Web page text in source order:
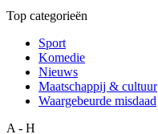
Top categorieën
Sport
Komedie
Nieuws
Maatschappij & cultuur
Waargebeurde misdaad
A - H